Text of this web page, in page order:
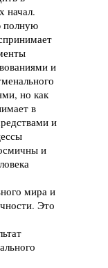
начал.
полную
и
но как
в
и
и
мира и
Это